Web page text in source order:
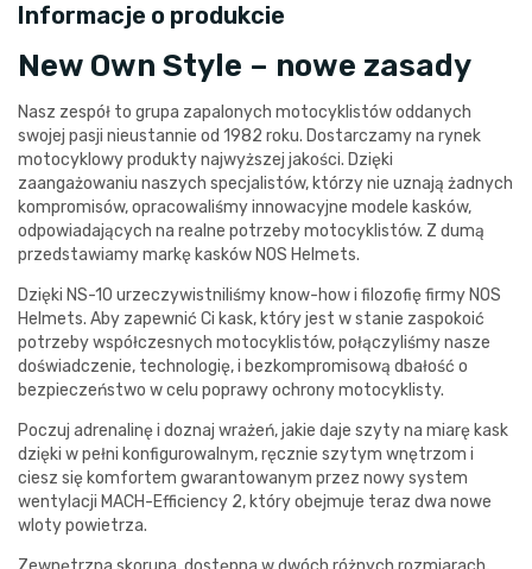
Informacje o produkcie
New Own Style – nowe zasady
Nasz zespół to grupa zapalonych motocyklistów oddanych
swojej pasji nieustannie od 1982 roku. Dostarczamy na rynek
motocyklowy produkty najwyższej jakości. Dzięki
zaangażowaniu naszych specjalistów, którzy nie uznają żadnych
kompromisów, opracowaliśmy innowacyjne modele kasków,
odpowiadających na realne potrzeby motocyklistów. Z dumą
przedstawiamy markę kasków NOS Helmets.
Dzięki NS-10 urzeczywistniliśmy know-how i filozofię firmy NOS
Helmets. Aby zapewnić Ci kask, który jest w stanie zaspokoić
potrzeby współczesnych motocyklistów, połączyliśmy nasze
doświadczenie, technologię, i bezkompromisową dbałość o
bezpieczeństwo w celu poprawy ochrony motocyklisty.
Poczuj adrenalinę i doznaj wrażeń, jakie daje szyty na miarę kask
dzięki w pełni konfigurowalnym, ręcznie szytym wnętrzom i
ciesz się komfortem gwarantowanym przez nowy system
wentylacji MACH-Efficiency 2, który obejmuje teraz dwa nowe
wloty powietrza.